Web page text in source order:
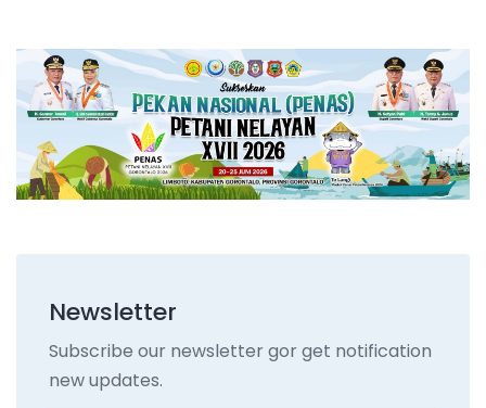
Newsletter
Subscribe our newsletter gor get notification
new updates.